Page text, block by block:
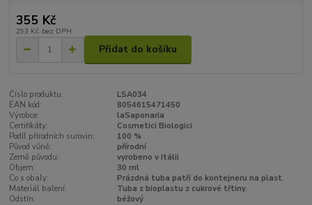
355 Kč
293 Kč bez DPH
Přidat do košíku
Číslo produktu:
LSA034
EAN kód:
8054615471450
Výrobce:
laSaponaria
Certifikáty:
Cosmetici Biologici
Podíl přírodních surovin:
100 %
Původ vůně:
přírodní
Země původu:
vyrobeno v Itálii
Objem:
30 ml
Co s obaly:
Prázdná tuba patří do kontejneru na plast.
Materiál balení:
Tuba z bioplastu z cukrové třtiny.
Odstín:
béžový